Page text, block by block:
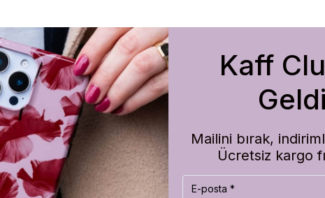
hem de koruma olarak çok güvenilir. Ayrıca hızlı kargolama için
Kaff
Mailini bırak,
Ücretsiz kargo